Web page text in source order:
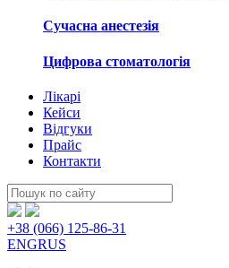
Сучасна анестезія
Цифрова стоматологія
Лікарі
Кейси
Відгуки
Прайс
Контакти
Пошук:
+38 (066) 125-86-31
ENGRUS